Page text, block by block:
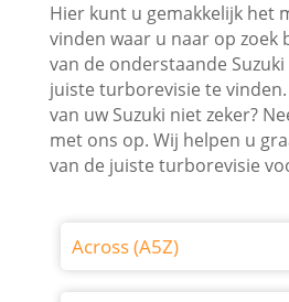
Hier kunt u gemakkelijk het
vinden waar u naar op zoek
van de onderstaande
juiste turborevisie te
van uw Suzuki niet zeker?
met ons op. Wij helpen u
van de juiste turborevisie
Across (A5Z)